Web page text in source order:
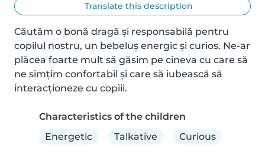
Translate this description
Căutăm o bonă dragă și responsabilă pentru
copilul nostru, un bebeluș energic și curios. Ne-ar
plăcea foarte mult să găsim pe cineva cu care să
ne simțim confortabil și care să iubească să
interacționeze cu copiii.
Characteristics of the children
Energetic
Talkative Curious